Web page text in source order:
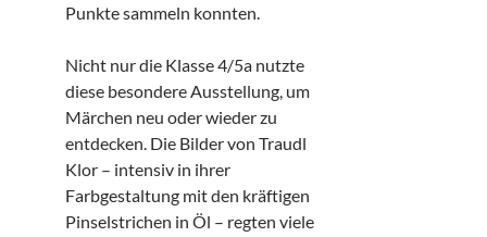
Punkte sammeln konnten.
Nicht nur die Klasse 4/5a nutzte
diese besondere Ausstellung, um
Märchen neu oder wieder zu
entdecken. Die Bilder von Traudl
Klor – intensiv in ihrer
Farbgestaltung mit den kräftigen
Pinselstrichen in Öl – regten viele